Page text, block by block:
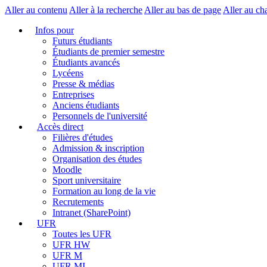
Aller au contenu Aller à la recherche Aller au bas de page Aller au
Infos pour
Futurs étudiants
Étudiants de premier semestre
Étudiants avancés
Lycéens
Presse & médias
Entreprises
Anciens étudiants
Personnels de l'université
Accès direct
Filières d'études
Admission & inscription
Organisation des études
Moodle
Sport universitaire
Formation au long de la vie
Recrutements
Intranet (SharePoint)
UFR
Toutes les UFR
UFR HW
UFR M